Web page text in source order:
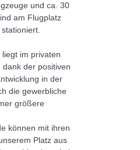
und ca. 30
am Flugplatz
im privaten
dank der positiven
in der
die gewerbliche
größere
können mit ihren
Platz aus